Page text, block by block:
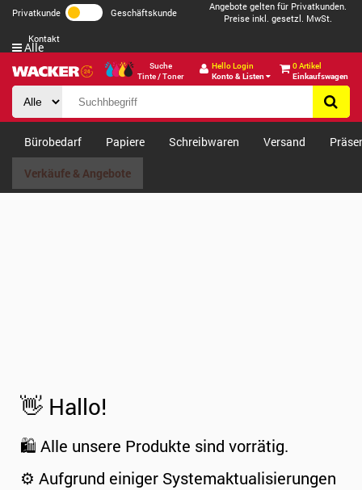
Privatkunde Geschäftskunde
Angebote gelten für Privatkunden.
Preise inkl. gesetzl. MwSt.
Kontakt
Suche
Tinte / Toner
Hello Login
Konto & Listen
0 Artikel
Einkaufswagen
Alle
Bürobedarf Papiere Schreibwaren Versand
Verkäufe & Angebote
👋 Hallo!
🛍️ Alle unsere Produkte sind vorrätig.
⚙️ Aufgrund einiger Systemaktualisierungen